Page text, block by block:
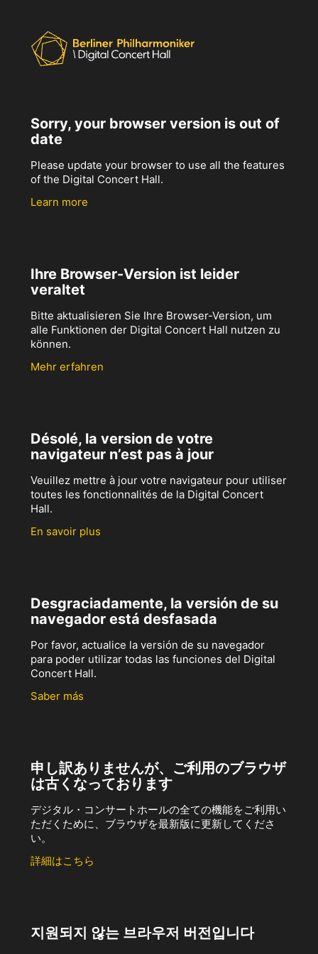
Sorry, your browser version is out of
date
Please update your browser to use all the features
of the Digital Concert Hall.
Learn more
Ihre Browser-Version ist leider
veraltet
Bitte aktualisieren Sie Ihre Browser-Version, um
alle Funktionen der Digital Concert Hall nutzen zu
können.
Mehr erfahren
Désolé, la version de votre
navigateur n’est pas à jour
Veuillez mettre à jour votre navigateur pour utiliser
toutes les fonctionnalités de la Digital Concert
Hall.
En savoir plus
Desgraciadamente, la versión de su
navegador está desfasada
Por favor, actualice la versión de su navegador
para poder utilizar todas las funciones del Digital
Concert Hall.
Saber más
申し訳ありませんが、ご利用のブラウザ
は古くなっております
デジタル・コンサートホールの全ての機能をご利用い
ただくために、ブラウザを最新版に更新してくださ
い。
詳細はこちら
지원되지 않는 브라우저 버전입니다